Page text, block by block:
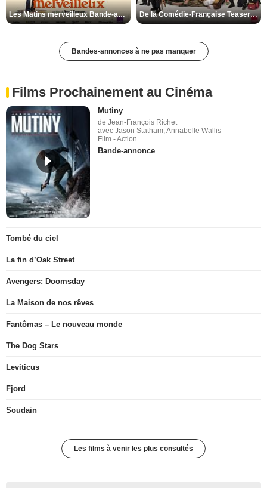
Les Matins merveilleux Bande-annonce VF De la Comédie-Française Teaser VF
Bandes-annonces à ne pas manquer
Films Prochainement au Cinéma
Mutiny
de Jean-François Richet
avec Jason Statham, Annabelle Wallis
Film - Action
Bande-annonce
Tombé du ciel
La fin d’Oak Street
Avengers: Doomsday
La Maison de nos rêves
Fantômas – Le nouveau monde
The Dog Stars
Leviticus
Fjord
Soudain
Les films à venir les plus consultés